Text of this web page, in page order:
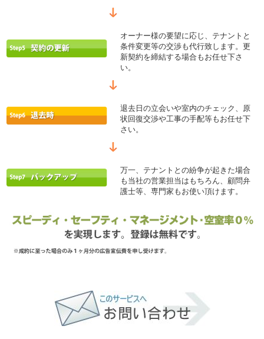
オーナー様の要望に応じ、テナントと
条件変更等の交渉も代行致します。更
新契約を締結する場合もお任せ下さ
い。
退去日の立会いや室内のチェック、原
状回復交渉や工事の手配等もお任せ下
さい。
万一、テナントとの紛争が起きた場合
も当社の営業担当はもちろん、顧問弁
護士等、専門家もお使い頂けます。